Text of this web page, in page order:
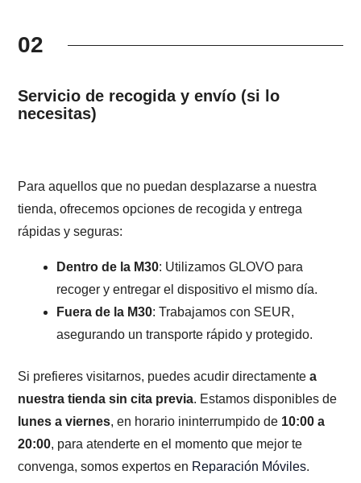
02
Servicio de recogida y envío (si lo
necesitas)
Para aquellos que no puedan desplazarse a nuestra
tienda, ofrecemos opciones de recogida y entrega
rápidas y seguras:
Dentro de la M30: Utilizamos GLOVO para
recoger y entregar el dispositivo el mismo día.
Fuera de la M30: Trabajamos con SEUR,
asegurando un transporte rápido y protegido.
Si prefieres visitarnos, puedes acudir directamentea
nuestra tienda sin cita previa. Estamos disponibles de
lunes a viernes, en horario ininterrumpido de 10:00 a
20:00, para atenderte en el momento que mejor te
convenga, somos expertos en Reparación Móviles.